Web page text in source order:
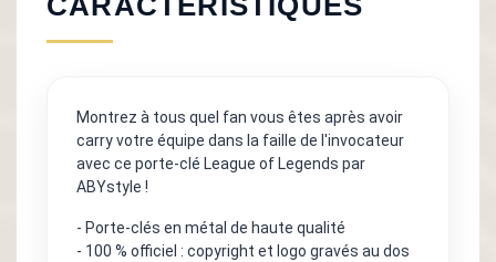
Montrez à tous quel fan vous êtes après avoir
carry votre équipe dans la faille de l'invocateur
avec ce porte-clé League of Legends par
ABYstyle !
- Porte-clés en métal de haute qualité
- 100 % officiel : copyright et logo gravés au dos